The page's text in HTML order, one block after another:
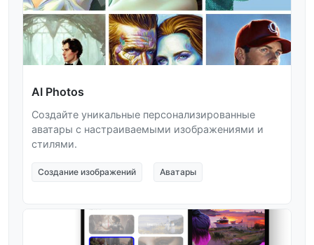
AI Photos
Создайте уникальные персонализированные
аватары с настраиваемыми изображениями и
стилями.
Создание изображений Аватары